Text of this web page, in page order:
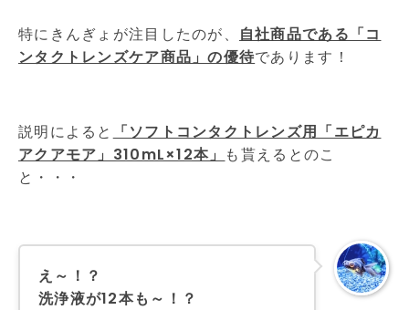
特にきんぎょが注目したのが、 自社商品である「コ
ンタクトレンズケア商品」の優待であります！
説明によると
「ソフトコンタクトレンズ用「エピカ
アクアモア」310mL×12本」 も貰えるとのこ
と・・・
え～！？
洗浄液が12本も～！？